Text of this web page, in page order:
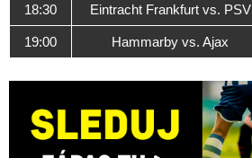
18:30 Eintracht Frankfurt vs. PSV
19:00 Hammarby vs. Ajax